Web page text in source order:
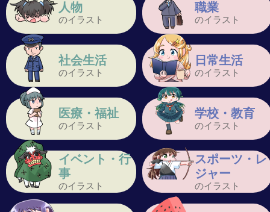
人物
のイラスト
職業
のイラスト
社会生活
のイラスト
日常生活
のイラスト
医療・福祉
のイラスト
学校・教育
のイラスト
イベント・行
事
のイラスト
スポーツ・レ
ジャー
のイラスト